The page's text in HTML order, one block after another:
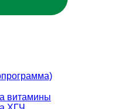
витамины